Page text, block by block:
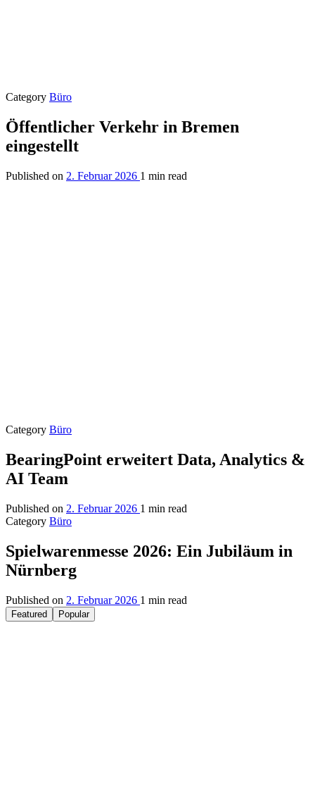
Category Büro
Öffentlicher Verkehr in Bremen
eingestellt
Published on 2. Februar 2026 1 min read
Category Büro
BearingPoint erweitert Data, Analytics &
AI Team
Published on 2. Februar 2026 1 min read
Category Büro
Spielwarenmesse 2026: Ein Jubiläum in
Nürnberg
Published on 2. Februar 2026 1 min read
Featured Popular